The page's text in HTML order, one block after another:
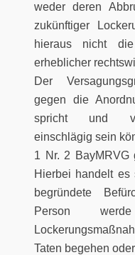
weder deren
zukünftiger
hieraus nicht
erheblicher
Der
gegen die
spricht und
einschlägig sein
1 Nr. 2 BayMRVG
Hierbei handelt es
begründete
Person
Taten begehen